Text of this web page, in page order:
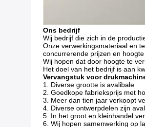
Ons bedrijf
Wij bedrijf die zich in de
Onze verwerkingsmateriaal en
concurrerende prijzen en
Wij hopen dat door hoogte te
Het doel van het bedrijf is aan
Vervangstuk voor
1. Diverse grootte is avalibale
2. Goedkope fabrieksprijs met
3. Meer dan tien jaar verkoopt
4. Diverse ontwerpdelen zijn
5. In het groot en kleinhandel
6. Wij hopen samenwerking op